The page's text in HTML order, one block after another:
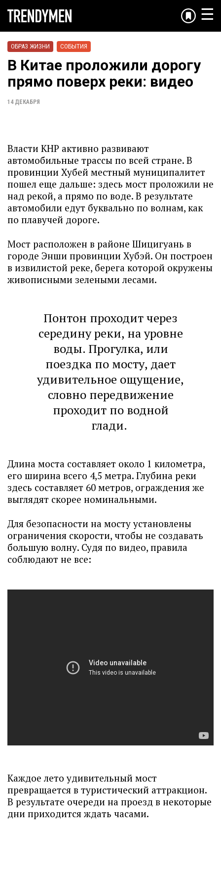
☰
ОБРАЗ ЖИЗНИ СОБЫТИЯ
В Китае проложили дорогу
прямо поверх реки: видео
14 ДЕКАБРЯ
Власти КНР активно развивают
автомобильные трассы по всей стране. В
провинции Хубей местный муниципалитет
пошел еще дальше: здесь мост проложили не
над рекой, а прямо по воде. В результате
автомобили едут буквально по волнам, как
по плавучей дороге.
Мост расположен в районе Шицигуань в
городе Энши провинции Хубэй. Он построен
в извилистой реке, берега которой окружены
живописными зелеными лесами.
Понтон проходит через
середину реки, на уровне
воды. Прогулка, или
поездка по мосту, дает
удивительное ощущение,
словно передвижение
проходит по водной
глади.
Длина моста составляет около 1 километра,
его ширина всего 4,5 метра. Глубина реки
здесь составляет 60 метров, ограждения же
выглядят скорее номинальными.
Для безопасности на мосту установлены
ограничения скорости, чтобы не создавать
большую волну. Судя по видео, правила
соблюдают не все:
Каждое лето удивительный мост
превращается в туристический аттракцион.
В результате очереди на проезд в некоторые
дни приходится ждать часами.